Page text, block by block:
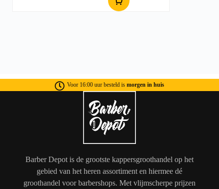
Voor 16:00 uur besteld is morgen in huis
Barber Depot is de grootste kappersgroothandel op het
gebied van het heren assortiment en hiermee dé
groothandel voor barbershops. Met vlijmscherpe prijzen